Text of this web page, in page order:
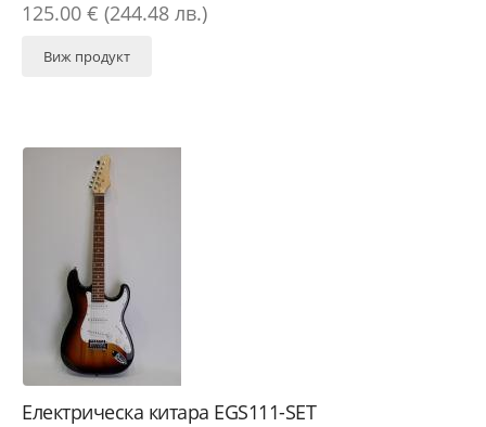
125.00 € (244.48 лв.)
Виж продукт
Електрическа китара EGS111-SET